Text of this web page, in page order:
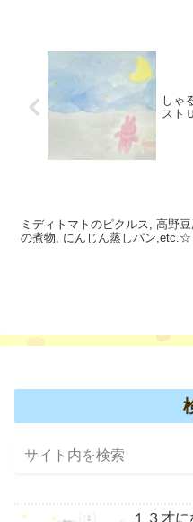
しゃ
スト
ミディトマトのピクルス, 高野
の煮物, にんじん蒸しパン,etc.☆
１３才